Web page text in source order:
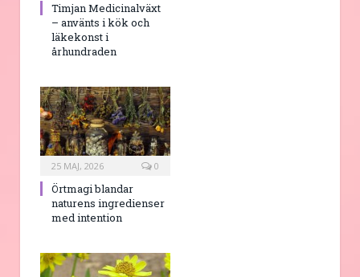
Timjan Medicinalväxt
– använts i kök och
läkekonst i
århundraden
25 MAJ, 2026 0
Örtmagi blandar
naturens ingredienser
med intention